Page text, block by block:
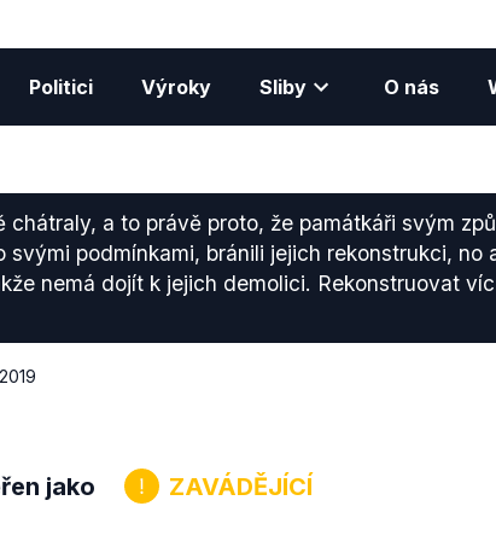
Politici Výroky Sliby O nás
chátraly, a to právě proto, že památkáři svým
podmínkami, bránili jejich rekonstrukci, no
nemá dojít k jejich demolici. Rekonstruovat
jako ZAVÁDĚJÍCÍ